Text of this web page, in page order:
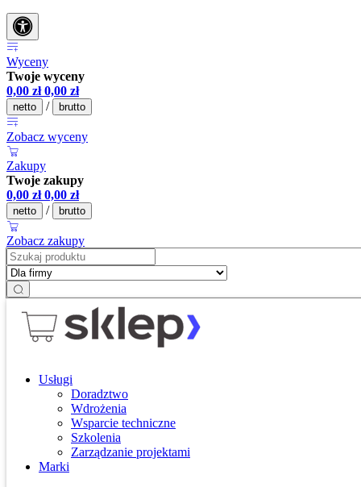
Wyceny
Twoje wyceny
0,00 zł 0,00 zł
netto / brutto
Zobacz wyceny
Zakupy
Twoje zakupy
0,00 zł 0,00 zł
netto / brutto
Zobacz zakupy
Usługi
Doradztwo
Wdrożenia
Wsparcie techniczne
Szkolenia
Zarządzanie projektami
Marki